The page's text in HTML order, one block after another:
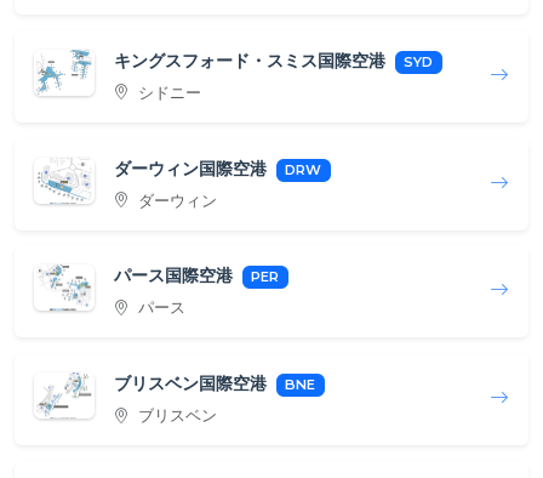
キングスフォード・スミス国際空港 SYD
シドニー
ダーウィン国際空港 DRW
ダーウィン
パース国際空港 PER
パース
ブリスベン国際空港 BNE
ブリスベン